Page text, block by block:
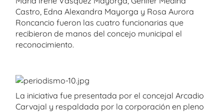
Castro, Edna Alexandra Mayorga y Rosa Aurora
Roncancio fueron las cuatro funcionarias que
recibieron de manos del concejo municipal el
reconocimiento.
La iniciativa fue presentada por el concejal Arcadio
Carvajal y respaldada por la corporación en pleno